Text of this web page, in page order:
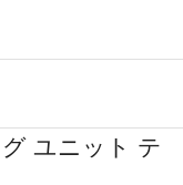
ユニット テ